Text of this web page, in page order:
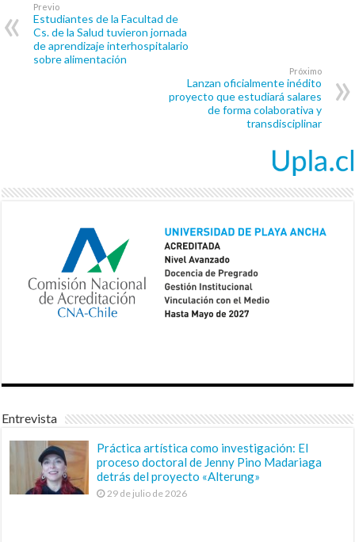
Previo
Estudiantes de la Facultad de
Cs. de la Salud tuvieron jornada
de aprendizaje interhospitalario
sobre alimentación
Próximo
Lanzan oficialmente inédito
proyecto que estudiará salares
de forma colaborativa y
transdisciplinar
Entrevista
Práctica artística como investigación: El
proceso doctoral de Jenny Pino Madariaga
detrás del proyecto «Alterung»
29 de julio de 2026